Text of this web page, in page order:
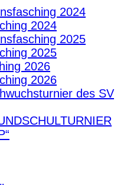
2024
2024
2025
2025
2026
2026
des SV